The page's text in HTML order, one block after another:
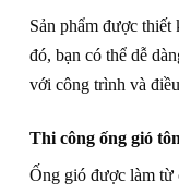
Sản phẩm được
đó, bạn có thể dễ
với công trình và
Thi công ống gió
Ống gió được làm từ